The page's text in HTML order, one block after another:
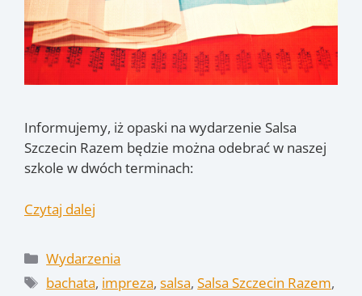
Informujemy, iż opaski na wydarzenie Salsa
Szczecin Razem będzie można odebrać w naszej
szkole w dwóch terminach:
Czytaj dalej
Kategorie
Wydarzenia
Tagi
bachata, impreza,salsa,Salsa Szczecin Razem,